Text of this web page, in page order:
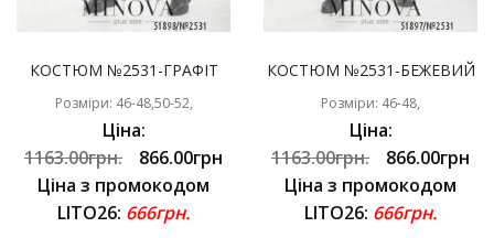
КОСТЮМ №2531-ГРАФІТ
Розміри: 46-48,50-52,
Ціна:
1163.00грн.
866.00грн
Ціна з промокодом
LITO26: 666грн.
КОСТЮМ №2531-БЕЖЕВИЙ
Розміри: 46-48,
Ціна:
1163.00грн.
866.00грн
Ціна з промокодом
LITO26: 666грн.